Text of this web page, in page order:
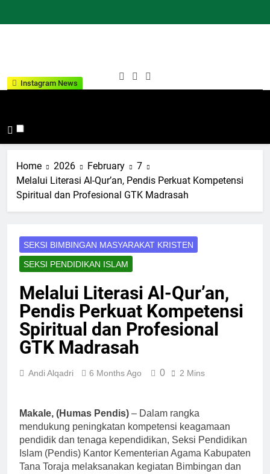
Instagram News
Agama
Tana Toraja
Indonesia Hebat Bersama
Home 2026 February
7
Melalui Literasi Al-Qur’an, Pendis Perkuat Kompetensi
Spiritual dan Profesional GTK Madrasah
SEKSI BIMBINGAN MASYARAKAT KRISTEN
SEKSI PENDIDIKAN ISLAM
Melalui Literasi Al-Qur’an,
Pendis Perkuat Kompetensi
Spiritual dan Profesional
GTK Madrasah
Andi Alqadri 6 Months Ago 0 2 Mins
Makale, (Humas Pendis) – Dalam rangka
mendukung peningkatan kompetensi keagamaan
pendidik dan tenaga kependidikan, Seksi Pendidikan
Islam (Pendis) Kantor Kementerian Agama Kabupaten
Tana Toraja melaksanakan kegiatan Bimbingan dan